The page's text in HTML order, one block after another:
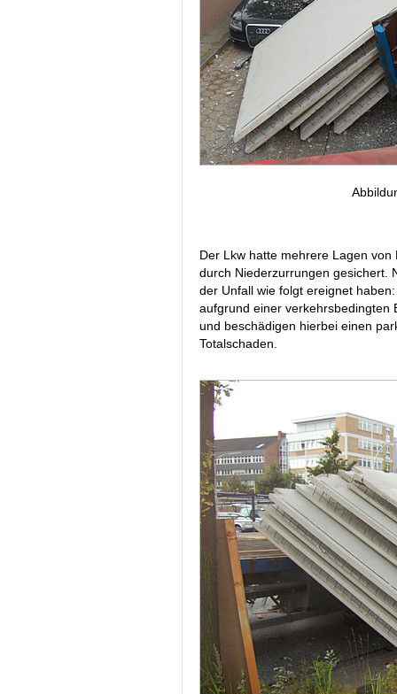
Der Lkw hatte mehrere Lagen
durch Niederzurrungen gesichert.
der Unfall wie folgt ereignet
aufgrund einer verkehrsbedingten
und beschädigen hierbei einen
Totalschaden.